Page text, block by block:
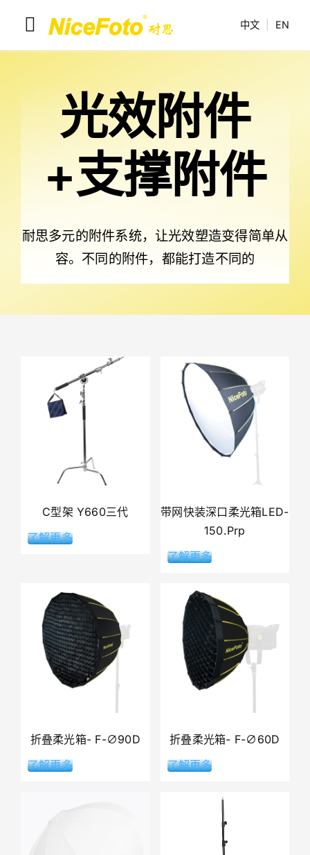
切
耐思介绍
中文 EN
光效附件
+支撑附件
耐思多元的附件系统，让光效塑造变得简单从
容。不同的附件，都能打造不同的
C型架 Y660三代
了解更多
带网快装深口柔光箱LED-
150.Prp
了解更多
折叠柔光箱- F-∅90D
了解更多
折叠柔光箱- F-∅60D
了解更多